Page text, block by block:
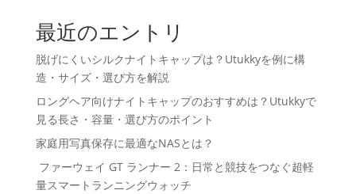
最近のエントリ
脱げにくいシルクナイトキャップは？Utukkyを例に構
造・サイズ・選び方を解説
ロングヘア向けナイトキャップのおすすめは？Utukkyで
見る長さ・容量・選び方のポイント
家庭用写真保存に最適なNASとは？
ファーウェイ GT ランナー 2：日常と競技をつなぐ超軽
量スマートランニングウォッチ